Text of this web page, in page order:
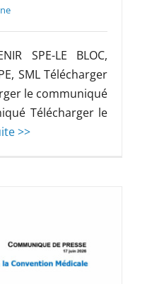
SPE-LE BLOC,
SML Télécharger
le communiqué
Télécharger le
>>